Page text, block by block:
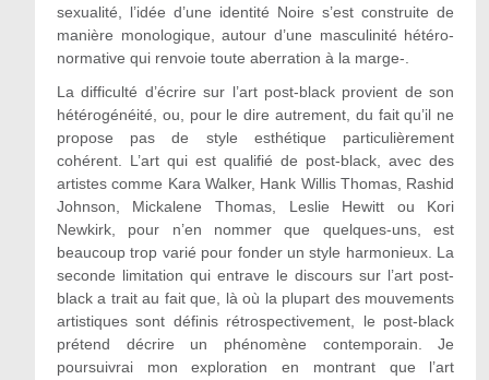
sexualité, l’idée d’une identité Noire s’est construite de
manière monologique, autour d’une masculinité hétéro-
normative qui renvoie toute aberration à la marge-.
La difficulté d’écrire sur l’art post-black provient de son
hétérogénéité, ou, pour le dire autrement, du fait qu’il ne
propose pas de style esthétique particulièrement
cohérent. L’art qui est qualifié de post-black, avec des
artistes comme Kara Walker, Hank Willis Thomas, Rashid
Johnson, Mickalene Thomas, Leslie Hewitt ou Kori
Newkirk, pour n’en nommer que quelques-uns, est
beaucoup trop varié pour fonder un style harmonieux. La
seconde limitation qui entrave le discours sur l’art post-
black a trait au fait que, là où la plupart des mouvements
artistiques sont définis rétrospectivement, le post-black
prétend décrire un phénomène contemporain. Je
poursuivrai mon exploration en montrant que l’art